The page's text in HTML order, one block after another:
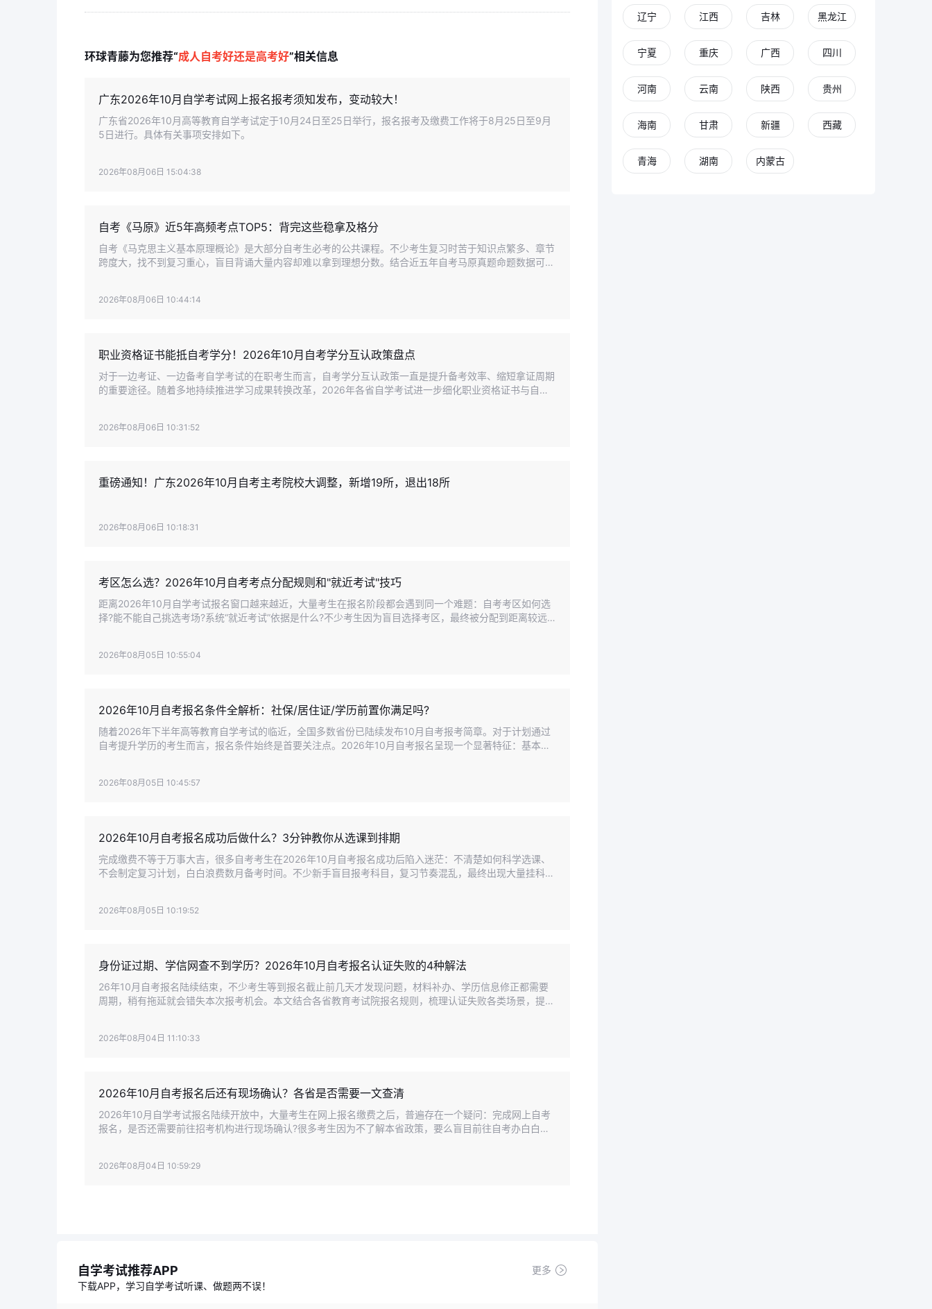
环球青藤为您推荐“成人自考好还是高考好”相关信息
广东2026年10月自学考试网上报名报考须知发布，变动较大！
广东省2026年10月高等教育自学考试定于10月24日至25日举行，报名报考及缴费工作将于8月25日至9月
5日进行。具体有关事项安排如下。
2026年08月06日 15:04:38
自考《马原》近5年高频考点TOP5：背完这些稳拿及格分
自考《马克思主义基本原理概论》是大部分自考生必考的公共课程。不少考生复习时苦于知识点繁多、章节
跨度大，找不到复习重心，盲目背诵大量内容却难以拿到理想分数。结合近五年自考马原真题命题数据可以
2026年08月06日 10:44:14
职业资格证书能抵自考学分！2026年10月自考学分互认政策盘点
对于一边考证、一边备考自学考试的在职考生而言，自考学分互认政策一直是提升备考效率、缩短拿证周期
的重要途径。随着多地持续推进学习成果转换改革，2026年各省自学考试进一步细化职业资格证书与自考
2026年08月06日 10:31:52
重磅通知！广东2026年10月自考主考院校大调整，新增19所，退出18所
2026年08月06日 10:18:31
考区怎么选？2026年10月自考考点分配规则和"就近考试"技巧
距离2026年10月自学考试报名窗口越来越近，大量考生在报名阶段都会遇到同一个难题：自考考区如何选
择?能不能自己挑选考场?系统“就近考试”依据是什么?不少考生因为盲目选择考区，最终被分配到距离较远
2026年08月05日 10:55:04
2026年10月自考报名条件全解析：社保/居住证/学历前置你满足吗?
随着2026年下半年高等教育自学考试的临近，全国多数省份已陆续发布10月自考报考简章。对于计划通过
自考提升学历的考生而言，报名条件始终是首要关注点。2026年10月自考报名呈现一个显著特征：基本门
2026年08月05日 10:45:57
2026年10月自考报名成功后做什么？3分钟教你从选课到排期
完成缴费不等于万事大吉，很多自考考生在2026年10月自考报名成功后陷入迷茫：不清楚如何科学选课、
不会制定复习计划，白白浪费数月备考时间。不少新手盲目报考科目，复习节奏混乱，最终出现大量挂科，
2026年08月05日 10:19:52
身份证过期、学信网查不到学历？2026年10月自考报名认证失败的4种解法
26年10月自考报名陆续结束，不少考生等到报名截止前几天才发现问题，材料补办、学历信息修正都需要
周期，稍有拖延就会错失本次报考机会。本文结合各省教育考试院报名规则，梳理认证失败各类场景，提供
2026年08月04日 11:10:33
2026年10月自考报名后还有现场确认？各省是否需要一文查清
2026年10月自学考试报名陆续开放中，大量考生在网上报名缴费之后，普遍存在一个疑问：完成网上自考
报名，是否还需要前往招考机构进行现场确认?很多考生因为不了解本省政策，要么盲目前往自考办白白奔
2026年08月04日 10:59:29
自学考试推荐APP
更多
下载APP，学习自学考试听课、做题两不误！
辽宁 江西 吉林 黑龙江
宁夏 重庆 广西 四川
河南 云南 陕西 贵州
海南 甘肃 新疆 西藏
青海 湖南 内蒙古